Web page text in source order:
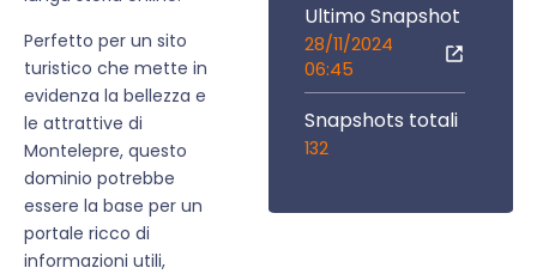
Perfetto per un sito
turistico che mette in
evidenza la bellezza e
le attrattive di
Montelepre, questo
dominio potrebbe
essere la base per un
portale ricco di
informazioni utili,
Ultimo Snapshot
28/11/2024
06:45
Snapshots totali
132